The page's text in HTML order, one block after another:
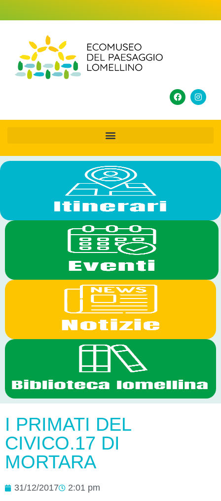
I PRIMATI DEL
CIVICO.17 DI
MORTARA
31/12/2017 2:01 pm